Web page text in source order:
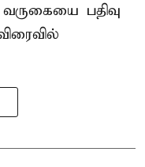
பதிவு